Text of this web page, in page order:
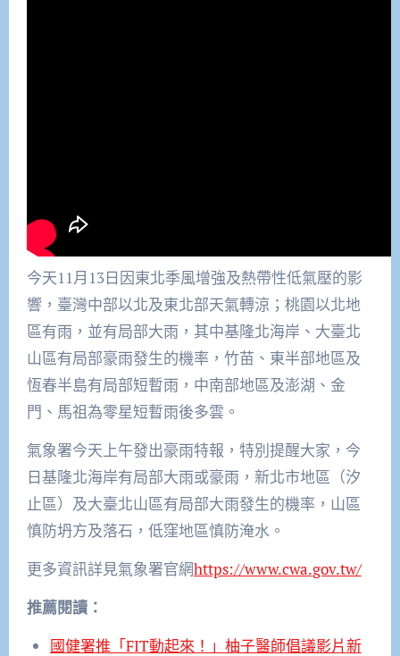
今天11月13日因東北季風增強及熱帶性低氣壓的影
響，臺灣中部以北及東北部天氣轉涼；桃園以北地
區有雨，並有局部大雨，其中基隆北海岸、大臺北
山區有局部豪雨發生的機率，竹苗、東半部地區及
恆春半島有局部短暫雨，中南部地區及澎湖、金
門、馬祖為零星短暫雨後多雲。
氣象署今天上午發出豪雨特報，特別提醒大家，今
日基隆北海岸有局部大雨或豪雨，新北市地區（汐
止區）及大臺北山區有局部大雨發生的機率，山區
慎防坍方及落石，低窪地區慎防淹水。
更多資訊詳見氣象署官網https://www.cwa.gov.tw/
推薦閱讀：
國健署推「FIT動起來！」柚子醫師倡議影片新